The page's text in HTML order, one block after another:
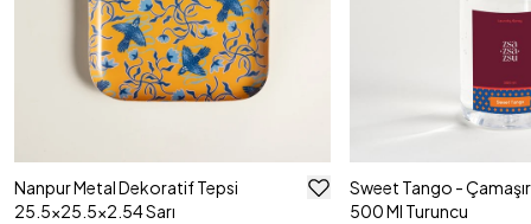
Nanpur Metal Dekoratif Tepsi
25.5x25.5x2.54 Sarı
Sweet Tango -
500 Ml Turuncu